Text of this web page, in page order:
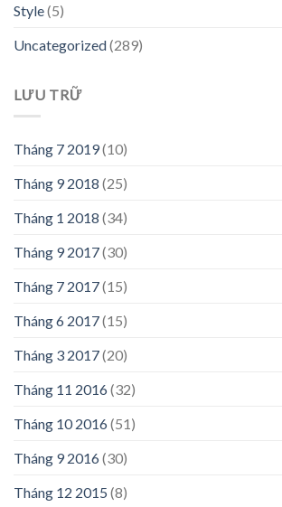
Style(5)
Uncategorized(289)
LƯU TRỮ
Tháng 7 2019(10)
Tháng 9 2018 (25)
Tháng 1 2018 (34)
Tháng 9 2017(30)
Tháng 7 2017(15)
Tháng 6 2017(15)
Tháng 3 2017(20)
Tháng 11 2016(32)
Tháng 10 2016(51)
Tháng 9 2016(30)
Tháng 12 2015 (8)